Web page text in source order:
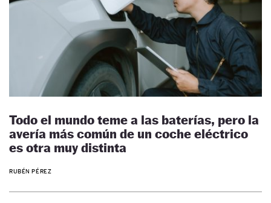
Todo el mundo teme a las baterías, pero la
avería más común de un coche eléctrico
es otra muy distinta
RUBÉN PÉREZ